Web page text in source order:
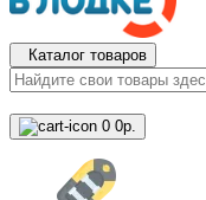
Каталог товаров
0 0р.